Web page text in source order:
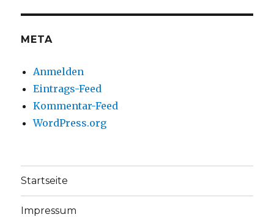
anzeigenanzeigen
META
Anmelden
Eintrags-Feed
Kommentar-Feed
WordPress.org
Startseite
Impressum